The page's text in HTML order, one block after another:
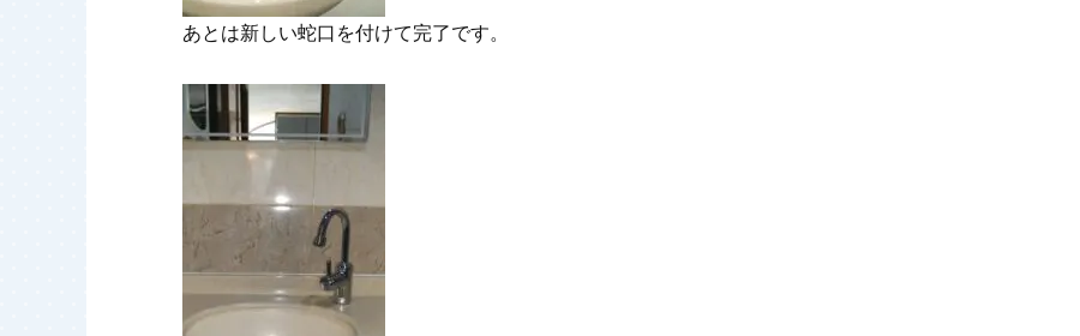
あとは新しい蛇口を付けて完了です。